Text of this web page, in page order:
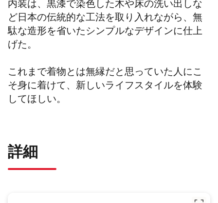
内装は、黒漆で染色した木や床の洗い出しな
ど日本の伝統的な工法を取り入れながら、無
駄な造形を省いたシンプルなデザインに仕上
げた。
これまで着物とは無縁だと思っていた人にこ
そ身に着けて、新しいライフスタイルを体験
してほしい。
詳細